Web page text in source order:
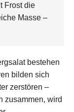
Frost die
Masse –
bestehen
bilden sich
zerstören –
zusammen, wird